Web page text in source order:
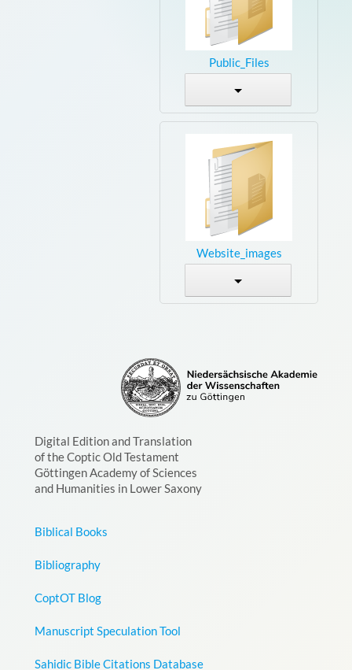
Public_Files
Website_images
Digital Edition and Translation
of the Coptic Old Testament
Göttingen Academy of Sciences
and Humanities in Lower Saxony
Biblical Books
Bibliography
CoptOT Blog
Manuscript Speculation Tool
Sahidic Bible Citations Database